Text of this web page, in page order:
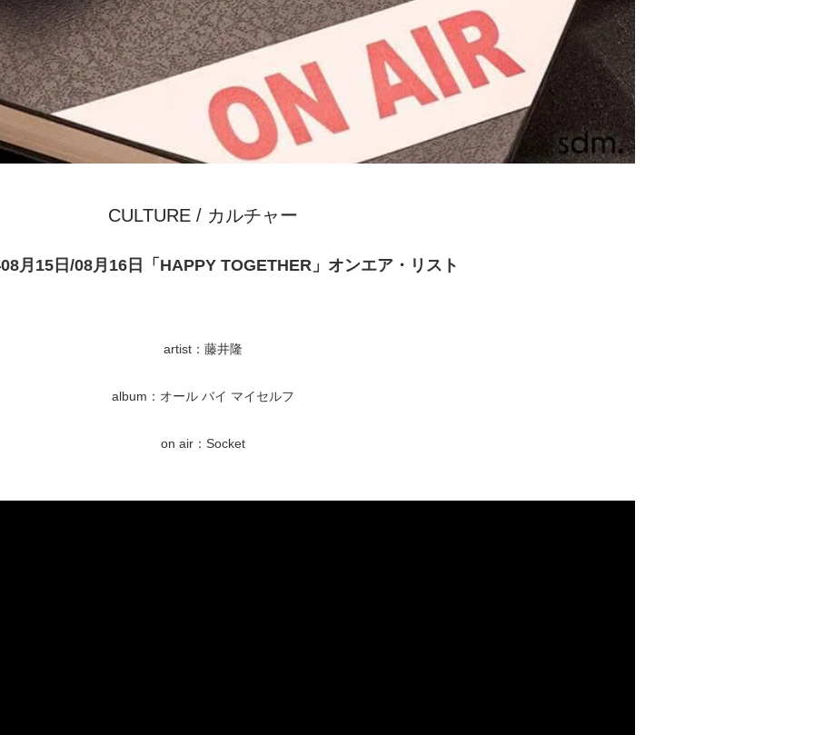
CULTURE / カルチャー
月15日/08月16日「HAPPY TOGETHER」オンエア・リスト
artist：藤井隆
album：オール バイ マイセルフ
on air：Socket